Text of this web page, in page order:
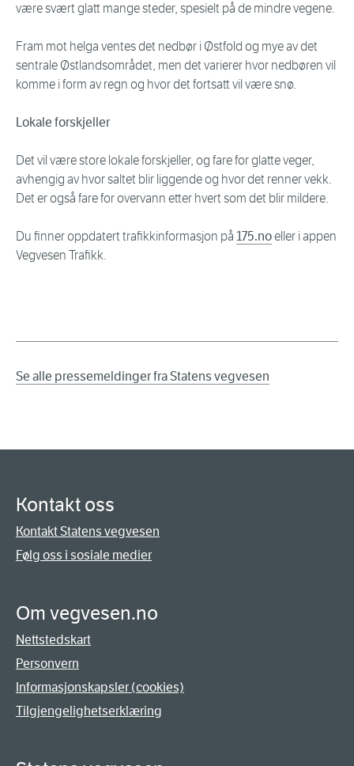
være svært glatt mange steder, spesielt på de mindre vegene.
Fram mot helga ventes det nedbør i Østfold og mye av det
sentrale Østlandsområdet, men det varierer hvor nedbøren vil
komme i form av regn og hvor det fortsatt vil være snø.
Lokale forskjeller
Det vil være store lokale forskjeller, og fare for glatte veger,
avhengig av hvor saltet blir liggende og hvor det renner vekk.
Det er også fare for overvann etter hvert som det blir mildere.
Du finner oppdatert trafikkinformasjon på 175.noeller i appen
Vegvesen Trafikk.
Se alle pressemeldinger fra Statens vegvesen
Kontakt oss
Kontakt Statens vegvesen
Følg oss i sosiale medier
Om vegvesen.no
Nettstedskart
Personvern
Informasjonskapsler (cookies)
Tilgjengelighetserklæring